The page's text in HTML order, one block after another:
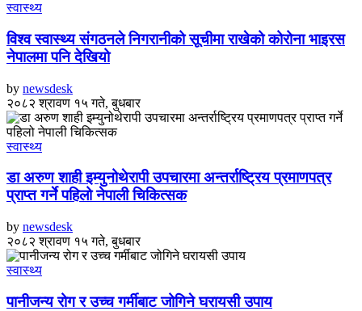
स्वास्थ्य
विश्व स्वास्थ्य संगठनले निगरानीको सूचीमा राखेको कोरोना भाइरस
नेपालमा पनि देखियो
by newsdesk
२०८२ श्रावण १५ गते, बुधबार
स्वास्थ्य
डा अरुण शाही इम्युनोथेरापी उपचारमा अन्तर्राष्ट्रिय प्रमाणपत्र
प्राप्त गर्ने पहिलो नेपाली चिकित्सक
by newsdesk
२०८२ श्रावण १५ गते, बुधबार
स्वास्थ्य
पानीजन्य रोग र उच्च गर्मीबाट जोगिने घरायसी उपाय